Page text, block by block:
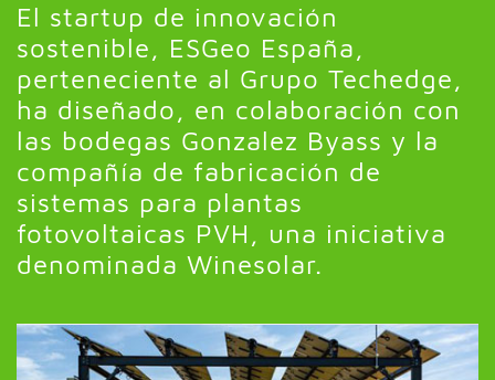
El startup de innovación
sostenible, ESGeo España,
perteneciente al Grupo Techedge,
ha diseñado, en colaboración con
las bodegas Gonzalez Byass y la
compañía de fabricación de
sistemas para plantas
fotovoltaicas PVH, una iniciativa
denominada Winesolar.